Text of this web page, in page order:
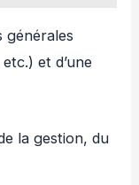
générales
et d’une
la gestion, du